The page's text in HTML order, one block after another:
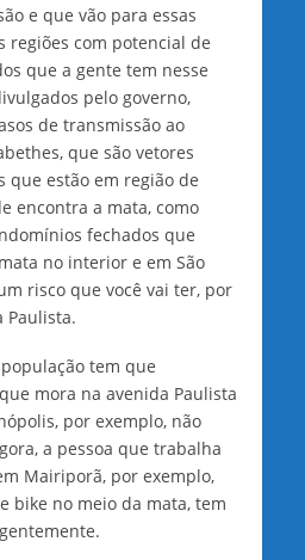
e que vão para essas
regiões com potencial de
que a gente tem nesse
pelo governo,
de transmissão ao
que são vetores
que estão em região de
encontra a mata, como
fechados que
no interior e em São
risco que você vai ter, por
Paulista.
tem que
mora na avenida Paulista
por exemplo, não
a pessoa que trabalha
Mairiporã, por exemplo,
bike no meio da mata, tem